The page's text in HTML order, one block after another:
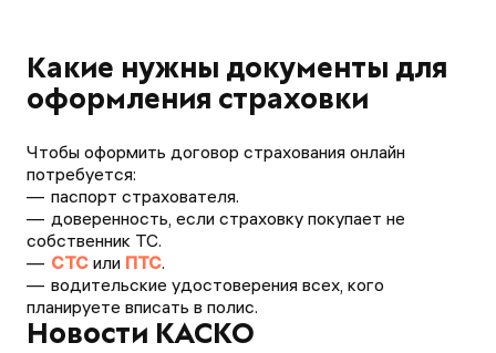
Какие нужны документы для
оформления страховки
Чтобы оформить договор страхования онлайн
потребуется:
паспорт страхователя.
доверенность, если страховку покупает не
собственник ТС.
СТС или ПТС.
водительские удостоверения всех, кого
планируете вписать в полис.
Новости КАСКО